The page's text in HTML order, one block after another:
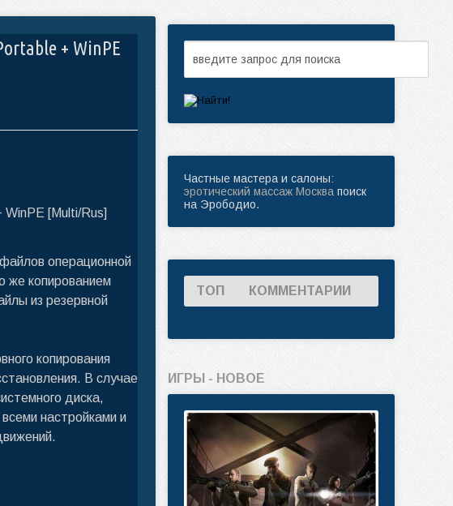
+ WinPE
операционной
же копированием
из резервной
копирования
В случае
диска,
настройками и
Частные мастера и салоны:
эротический массаж Москва поиск
на Эрободио.
ТОП КОММЕНТАРИИ
ИГРЫ - НОВОЕ